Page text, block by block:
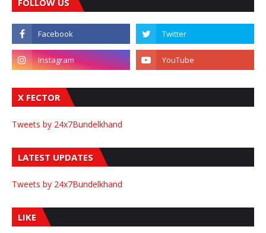
FOLLOW US
X FECTOR
Tweets by 24x7Bundelkhand
LATEST UPDATES
Tweets by 24x7Bundelkhand
LIKE